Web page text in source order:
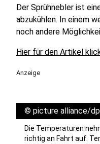
Der Sprühnebler ist
abzukühlen. In einem
noch andere
Hier für den Artikel
Anzeige
© picture alliance/
Die Temperaturen
richtig an Fahrt auf.